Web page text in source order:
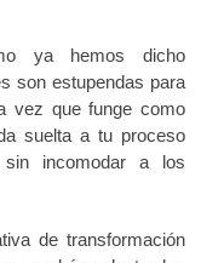
ya hemos dicho
son estupendas para
vez que funge como
suelta a tu proceso
sin incomodar a los
de transformación